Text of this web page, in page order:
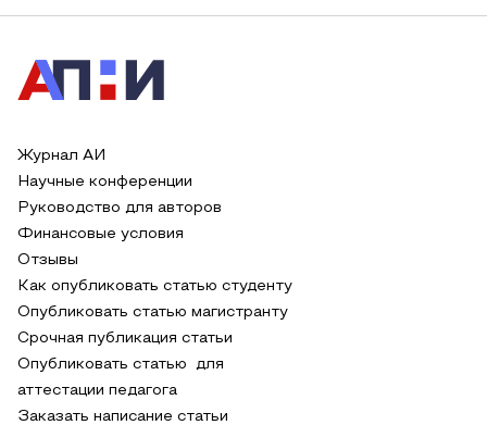
Журнал АИ
Научные конференции
Руководство для авторов
Финансовые условия
Отзывы
Как опубликовать статью студенту
Опубликовать статью магистранту
Срочная публикация статьи
Опубликовать статью для
аттестации педагога
Заказать написание статьи